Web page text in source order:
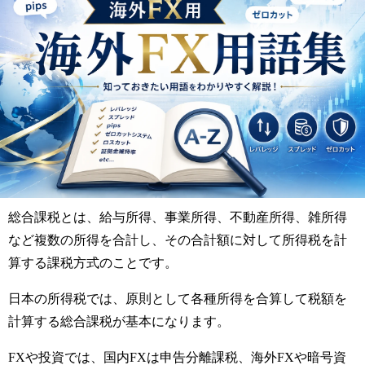
総合課税とは、給与所得、事業所得、不動産所得、雑所得
など複数の所得を合計し、その合計額に対して所得税を計
算する課税方式のことです。
日本の所得税では、原則として各種所得を合算して税額を
計算する総合課税が基本になります。
FXや投資では、国内FXは申告分離課税、海外FXや暗号資